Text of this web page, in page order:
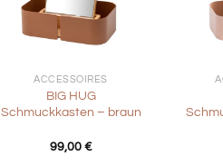
ACCESSOIRES
BIG HUG
Schmuckkasten – braun
99,00 €